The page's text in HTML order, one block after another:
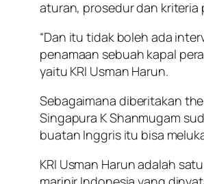
aturan, prosedur dan
“Dan itu tidak boleh ada
penamaan sebuah kapal
yaitu KRI Usman Harun.
Sebagaimana diberitakan
Singapura K Shanmugam
buatan Inggris itu bisa
KRI Usman Harun adalah